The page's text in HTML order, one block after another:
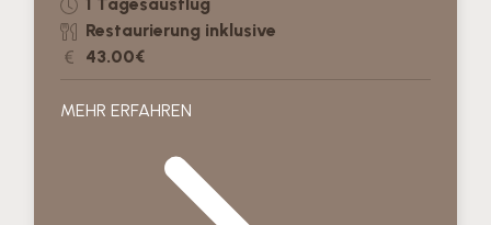
Restaurierung inklusive
43.00€
MEHR ERFAHREN